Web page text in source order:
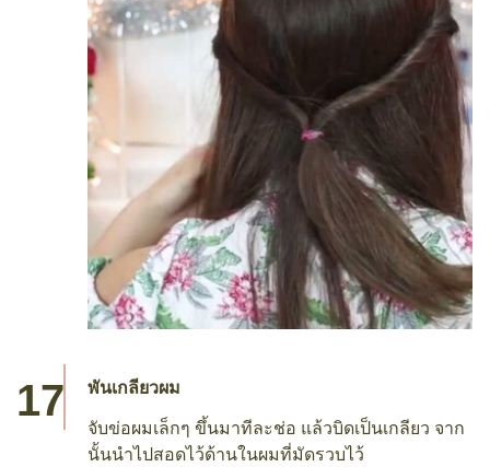
พันเกลียวผม
จับข่อผมเล็กๆ ขึ้นมาทีละช่อ แล้วบิดเป็นเกลียว จาก
นั้นนำไปสอดไว้ด้านในผมที่มัดรวบไว้